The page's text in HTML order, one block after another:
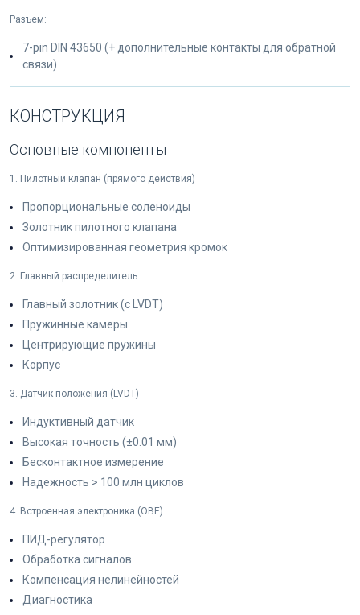
Разъем:
7-pin DIN 43650 (+ дополнительные контакты для обратной
связи)
КОНСТРУКЦИЯ
Основные компоненты
1. Пилотный клапан (прямого действия)
Пропорциональные соленоиды
Золотник пилотного клапана
Оптимизированная геометрия кромок
2. Главный распределитель
Главный золотник (с LVDT)
Пружинные камеры
Центрирующие пружины
Корпус
3. Датчик положения (LVDT)
Индуктивный датчик
Высокая точность (±0.01 мм)
Бесконтактное измерение
Надежность > 100 млн циклов
4. Встроенная электроника (OBE)
ПИД-регулятор
Обработка сигналов
Компенсация нелинейностей
Диагностика